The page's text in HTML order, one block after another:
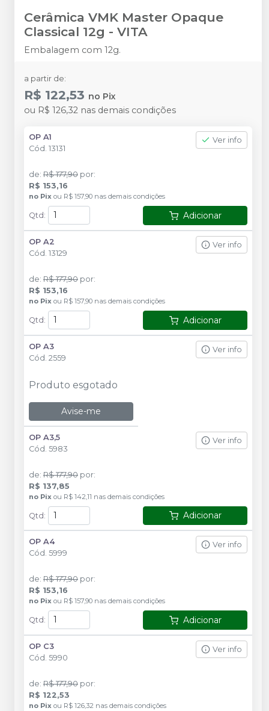
Cerâmica VMK Master Opaque
Classical 12g - VITA
Embalagem com 12g.
a partir de:
R$ 122,53 no Pix
ou R$ 126,32 nas demais condições
OP A1
Cód. 13131
Ver info
de: R$ 177,90 por:
R$ 153,16
no Pix ou R$ 157,90 nas demais condições
Qtd : Adicionar
OP A2
Cód. 13129
Ver info
de: R$ 177,90 por:
R$ 153,16
no Pix ou R$ 157,90 nas demais condições
Qtd : Adicionar
OP A3
Cód. 2559
Ver info
Produto esgotado
Avise-me
OP A3,5
Cód. 5983
Ver info
de: R$ 177,90 por:
R$ 137,85
no Pix ou R$ 142,11 nas demais condições
Qtd: Adicionar
OP A4
Cód. 5999
Ver info
de: R$ 177,90 por:
R$ 153,16
no Pix ou R$ 157,90 nas demais condições
Qtd : Adicionar
OP C3
Cód. 5990
Ver info
de: R$ 177,90 por:
R$ 122,53
no Pix ou R$ 126,32 nas demais condições